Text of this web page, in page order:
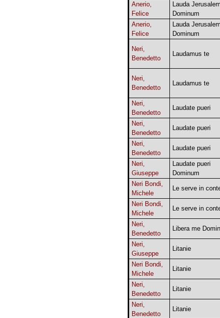
Anerio,
Felice
Lauda
Dominum
Anerio,
Felice
Lauda
Dominum
Neri,
Benedetto
Laudamus te
Neri,
Benedetto
Laudamus te
Neri,
Benedetto
Laudate pueri
Neri,
Benedetto
Laudate pueri
Neri,
Benedetto
Laudate pueri
Neri,
Giuseppe
Laudate pueri
Dominum
Neri Bondi,
Michele
Le serve in
Neri Bondi,
Michele
Le serve in
Neri,
Benedetto
Libera me
Neri,
Giuseppe
Litanie
Neri Bondi,
Michele
Litanie
Neri,
Benedetto
Litanie
Neri,
Benedetto
Litanie